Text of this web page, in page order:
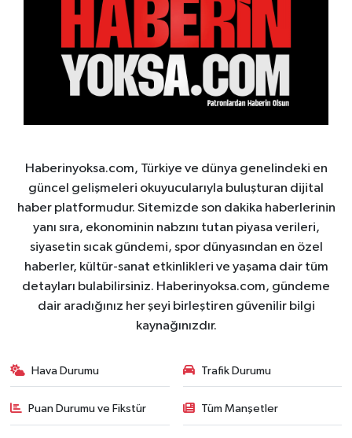
Haberinyoksa.com, Türkiye ve dünya genelindeki en
güncel gelişmeleri okuyucularıyla buluşturan dijital
haber platformudur. Sitemizde son dakika haberlerinin
yanı sıra, ekonominin nabzını tutan piyasa verileri,
siyasetin sıcak gündemi, spor dünyasından en özel
haberler, kültür-sanat etkinlikleri ve yaşama dair tüm
detayları bulabilirsiniz. Haberinyoksa.com, gündeme
dair aradığınız her şeyi birleştiren güvenilir bilgi
kaynağınızdır.
Hava Durumu Trafik Durumu
Puan Durumu ve Fikstür Tüm Manşetler